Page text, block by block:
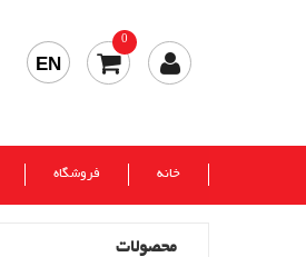
0
EN
خانه فروشگاه
محصولات